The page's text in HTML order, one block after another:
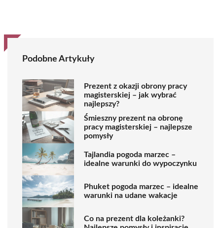
Podobne Artykuły
Prezent z okazji obrony pracy
magisterskiej – jak wybrać
najlepszy?
Śmieszny prezent na obronę
pracy magisterskiej – najlepsze
pomysły
Tajlandia pogoda marzec –
idealne warunki do wypoczynku
Phuket pogoda marzec – idealne
warunki na udane wakacje
Co na prezent dla koleżanki?